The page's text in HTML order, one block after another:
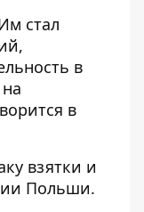
стал
в
в
взятки и
Польши.